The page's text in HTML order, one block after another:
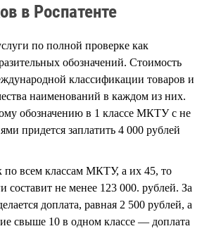
в Роспатенте
по полной проверке как
обозначений. Стоимость
классификации товаров и
наименований в каждом из них.
обозначению в 1 классе МКТУ с не
придется заплатить 4 000 рублей
по всем классам МКТУ, а их 45, то
составит не менее 123 000. рублей. За
доплата, равная 2 500 рублей, а
свыше 10 в одном классе — доплата